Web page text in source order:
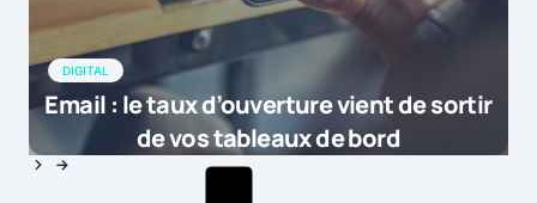
DIGITAL
Email : le taux d’ouverture vient de sortir
de vos tableaux de bord